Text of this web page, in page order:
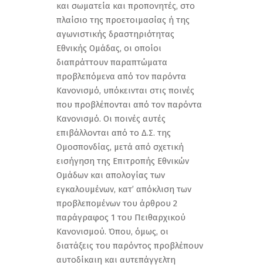
και σωματεία και προπονητές, στο
πλαίσιο της προετοιμασίας ή της
αγωνιστικής δραστηριότητας
Εθνικής Ομάδας, οι οποίοι
διαπράττουν παραπτώματα
προβλεπόμενα από τον παρόντα
Κανονισμό, υπόκεινται στις ποινές
που προβλέπονται από τον παρόντα
Κανονισμό. Οι ποινές αυτές
επιβάλλονται από το Δ.Σ. της
Ομοσπονδίας, μετά από σχετική
εισήγηση της Επιτροπής Εθνικών
Ομάδων και απολογίας των
εγκαλουμένων, κατ’ απόκλιση των
προβλεπομένων του άρθρου 2
παράγραφος 1 του Πειθαρχικού
Κανονισμού. Όπου, όμως, οι
διατάξεις του παρόντος προβλέπουν
αυτοδίκαιη και αυτεπάγγελτη